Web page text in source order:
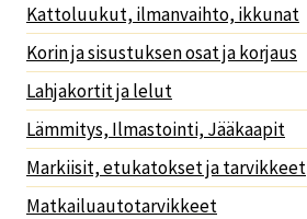
Kattoluukut, ilmanvaihto, ikkunat
Korin ja sisustuksen osat ja korjaus
Lahjakortit ja lelut
Lämmitys, Ilmastointi, Jääkaapit
Markiisit, etukatokset ja tarvikkeet
Matkailuautotarvikkeet